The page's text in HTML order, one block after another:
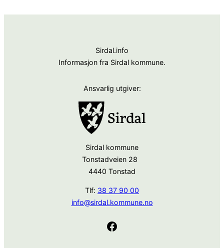
Sirdal.info
Informasjon fra Sirdal kommune.
Ansvarlig utgiver:
Sirdal kommune
Tonstadveien 28
4440 Tonstad
Tlf: 38 37 90 00
info@sirdal.kommune.no
Facebook